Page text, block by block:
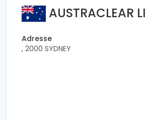
AUSTRACLEAR
Adresse
, 2000 SYDNEY